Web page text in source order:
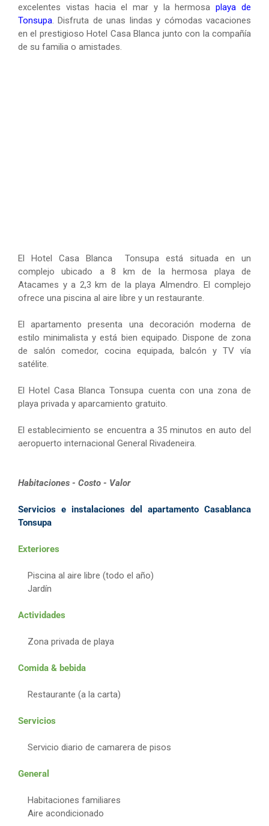
excelentes vistas hacia el mar y la hermosaplaya de
Tonsupa. Disfruta de unas lindas y cómodas vacaciones
en el prestigioso Hotel Casa Blanca junto con la compañía
de su familia o amistades.
El Hotel Casa Blanca Tonsupa está situada en un
complejo ubicado a 8 km de la hermosa playa de
Atacames y a 2,3 km de la playa Almendro. El complejo
ofrece una piscina al aire libre y un restaurante.
El apartamento presenta una decoración moderna de
estilo minimalista y está bien equipado. Dispone de zona
de salón comedor, cocina equipada, balcón y TV vía
satélite.
El Hotel Casa Blanca Tonsupa cuenta con una zona de
playa privada y aparcamiento gratuito.
El establecimiento se encuentra a 35 minutos en auto del
aeropuerto internacional General Rivadeneira.
Habitaciones - Costo - Valor
Servicios e instalaciones del apartamento Casablanca
Tonsupa
Exteriores
Piscina al aire libre (todo el año)
Jardín
Actividades
Zona privada de playa
Comida & bebida
Restaurante (a la carta)
Servicios
Servicio diario de camarera de pisos
General
Habitaciones familiares
Aire acondicionado